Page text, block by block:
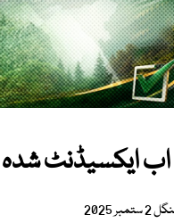
اب ایکسیڈنٹ
ستمبر 2025